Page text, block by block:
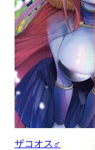
ザコオス♂